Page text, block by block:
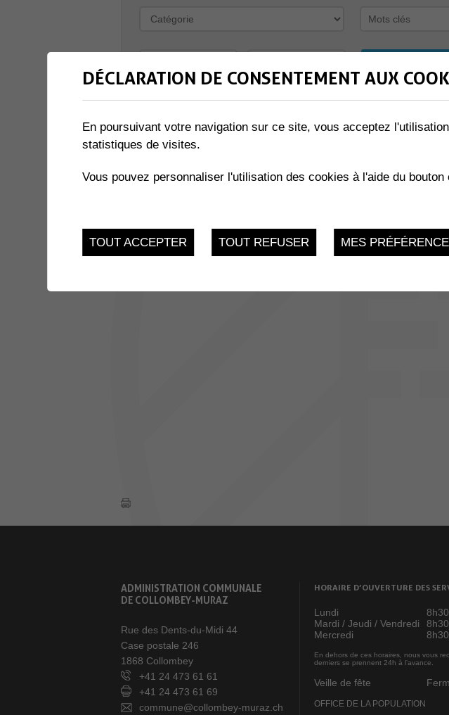
JUSQU'AU
17
EXPOSITION « LE MIEL ET LES ABEILLES »
du 21.11.2022 au 17.02.2023
ADMINISTRATION COMMUNALE
DE COLLOMBEY-MURAZ
Rue des Dents-du-Midi 44
Case postale 246
1868 Collombey
+41 24 473 61 61
+41 24 473 61 69
commune@collombey-muraz.ch
HORAIRE D’OUVERTURE DES
Lundi
Mardi / Jeudi / Vendredi
Mercredi
En dehors de ces horaires, nous vous
derniers se prennent 24h à l’avance.
Veille de fête
OFFICE DE LA POPULATION
DÉCLARATION DE CONSENTEMENT AUX
En poursuivant votre navigation sur ce site, vous acceptez
statistiques de visites.
Vous pouvez personnaliser l'utilisation des cookies à l'aide du bouton
TOUT ACCEPTER TOUT REFUSER MES